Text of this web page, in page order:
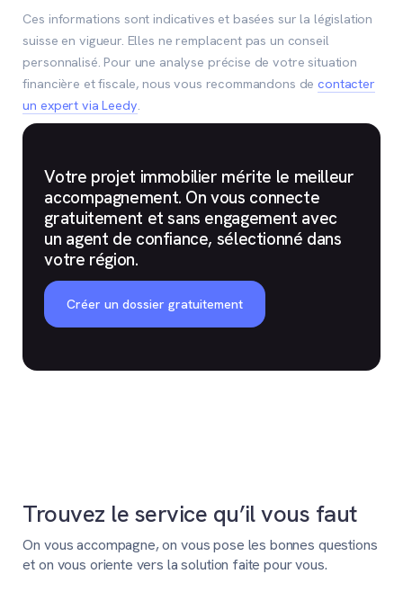
Ces informations sont indicatives et basées sur la législation
suisse en vigueur. Elles ne remplacent pas un conseil
personnalisé. Pour une analyse précise de votre situation
financière et fiscale, nous vous recommandons decontacter
un expert via Leedy.
Votre projet immobilier mérite le meilleur
accompagnement. On vous connecte
gratuitement et sans engagement avec
un agent de confiance, sélectionné dans
votre région.
Créer un dossier gratuitement
Trouvez le service qu’il vous faut
On vous accompagne, on vous pose les bonnes questions
et on vous oriente vers la solution faite pour vous.